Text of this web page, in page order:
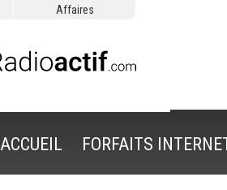
Affaires
ACCUEIL FORFAITS